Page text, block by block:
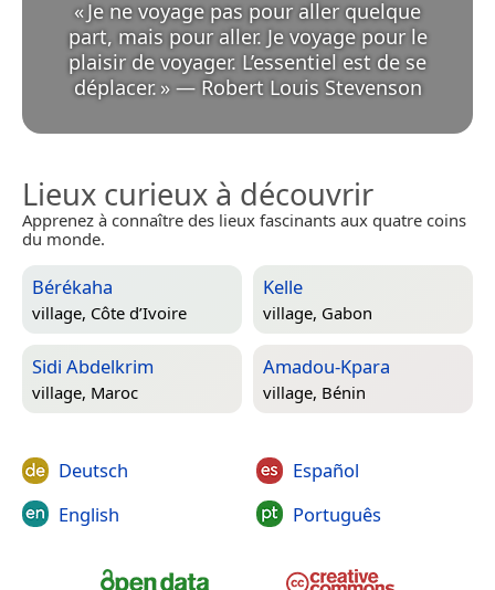
«Je ne voyage pas pour aller quelque
part, mais pour aller. Je voyage pour le
plaisir de voyager. L’essentiel est de se
déplacer. » — Robert Louis Stevenson
Lieux curieux à découvrir
Apprenez à connaître des lieux fascinants aux quatre coins
du monde.
Bérékaha
village, Côte d’Ivoire
Kelle
village, Gabon
Sidi Abdelkrim
village, Maroc
Amadou-Kpara
village, Bénin
Deutsch
English
Español
Português